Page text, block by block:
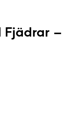
Fjädrar –